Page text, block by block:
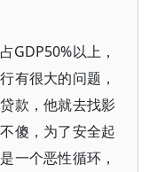
GDP50%以上，
有很大的问题，
款，他就去找影
傻，为了安全起
一个恶性循环，